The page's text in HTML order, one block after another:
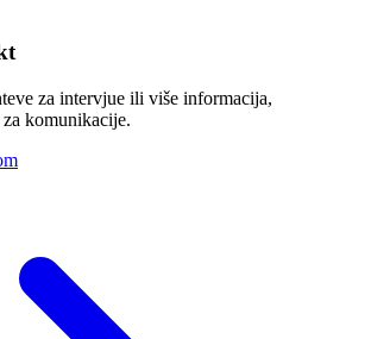
za intervjue ili više informacija,
komunikacije.